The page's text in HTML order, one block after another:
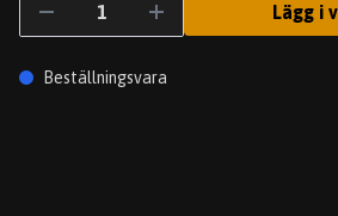
Lägg i
Beställningsvara